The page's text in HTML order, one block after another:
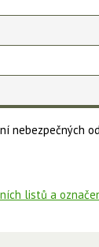
nebezpečných
listů a